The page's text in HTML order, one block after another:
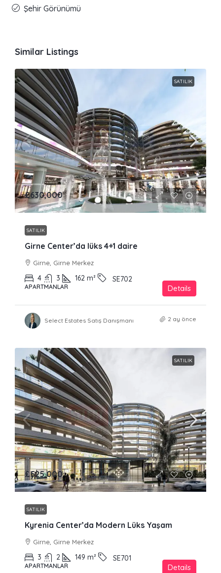
Şehir Görünümü
Similar Listings
SATILIK
£630,000
SATILIK
Girne Center’da lüks 4+1 daire
Girne, Girne Merkez
4 3 162 m² SE702
APARTMANLAR Details
Select Estates Satış Danışmanı 2 ay önce
SATILIK
£525,000
SATILIK
Kyrenia Center’da Modern Lüks Yaşam
Girne, Girne Merkez
3 2 149 m² SE701
APARTMANLAR Details